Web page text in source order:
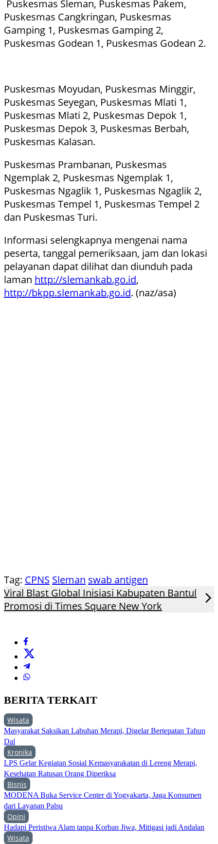
Puskesmas Sleman, Puskesmas Pakem,
Puskesmas Cangkringan, Puskesmas
Gamping 1, Puskesmas Gamping 2,
Puskesmas Godean 1, Puskesmas Godean 2.
Puskesmas Moyudan, Puskesmas Minggir,
Puskesmas Seyegan, Puskesmas Mlati 1,
Puskesmas Mlati 2, Puskesmas Depok 1,
Puskesmas Depok 3, Puskesmas Berbah,
Puskesmas Kalasan.
Puskesmas Prambanan, Puskesmas
Ngemplak 2, Puskesmas Ngemplak 1,
Puskesmas Ngaglik 1, Puskesmas Ngaglik 2,
Puskesmas Tempel 1, Puskesmas Tempel 2
dan Puskesmas Turi.
Informasi selengkapnya mengenai nama
peserta, tanggal pemeriksaan, jam dan lokasi
pelayanan dapat dilihat dan diunduh pada
laman http://slemankab.go.id,
http://bkpp.slemankab.go.id. (naz/asa)
Tag: CPNS Sleman swab antigen
Viral Blast Global Inisiasi Kabupaten Bantul
Promosi di Times Square New York
BERITA TERKAIT
Wisata
Masyarakat Saksikan Labuhan Merapi, Digelar Bertepatan Tahun
Dal
Kronika
LPS Gelar Kegiatan Sosial Kemasyarakatan di Lereng Merapi,
Kesehatan Ratusan Orang Diperiksa
Bisnis
MODENA Buka Service Center di Yogyakarta, Jaga Konsumen
dari Layanan Palsu
Opini
Hadapi Peristiwa Alam tanpa Korban Jiwa, Mitigasi jadi Andalan
Wisata